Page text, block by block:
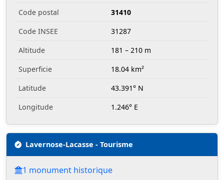
Code postal
31410
Code INSEE
31287
Altitude
181 – 210 m
Superficie
18.04 km²
Latitude
43.391° N
Longitude
1.246° E
Lavernose-Lacasse - Tourisme
1 monument historique